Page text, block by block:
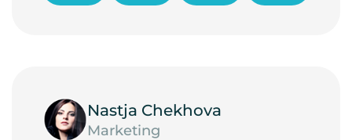
Nastja Chekhova
Marketing